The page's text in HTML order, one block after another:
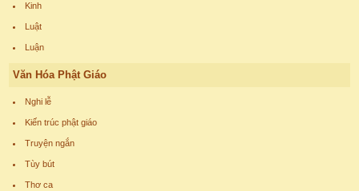
Kinh
Luật
Luận
Văn Hóa Phật Giáo
Nghi lễ
Kiến trúc phật giáo
Truyện ngắn
Tùy bút
Thơ ca